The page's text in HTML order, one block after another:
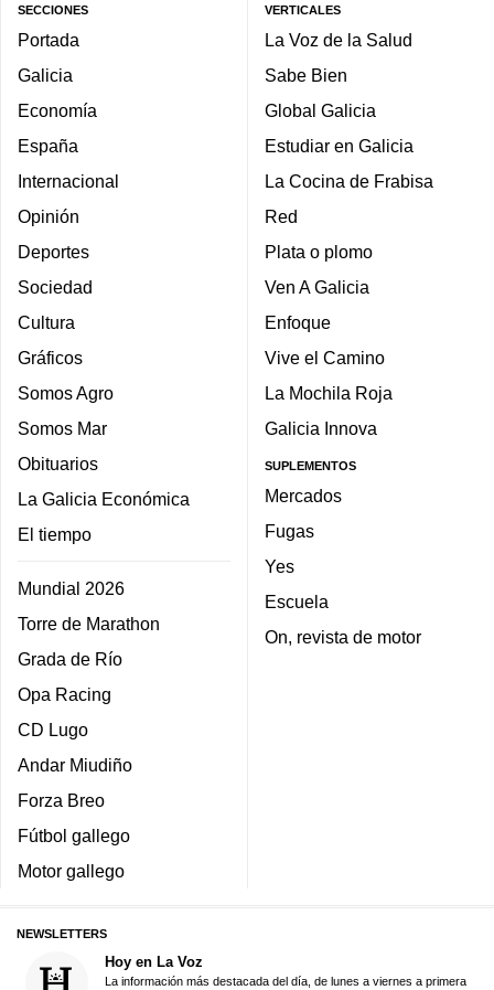
SECCIONES
Portada
Galicia
Economía
España
Internacional
Opinión
Deportes
Sociedad
Cultura
Gráficos
Somos Agro
Somos Mar
Obituarios
La Galicia Económica
El tiempo
Mundial 2026
Torre de Marathon
Grada de Río
Opa Racing
CD Lugo
Andar Miudiño
Forza Breo
Fútbol gallego
Motor gallego
VERTICALES
La Voz de la Salud
Sabe Bien
Global Galicia
Estudiar en Galicia
La Cocina de Frabisa
Red
Plata o plomo
Ven A Galicia
Enfoque
Vive el Camino
La Mochila Roja
Galicia Innova
SUPLEMENTOS
Mercados
Fugas
Yes
Escuela
On, revista de motor
NEWSLETTERS
Hoy en La Voz
La información más destacada del día, de lunes a viernes a primera